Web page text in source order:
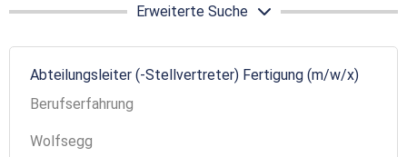
Erweiterte Suche
Abteilungsleiter (-Stellvertreter) Fertigung (m/w/x)
Berufserfahrung
Wolfsegg